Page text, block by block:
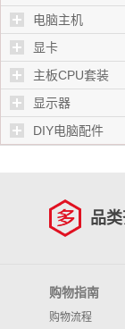
电脑主机
显卡
主板CPU套装
显示器
DIY电脑配件
品
购物指南
购物流程